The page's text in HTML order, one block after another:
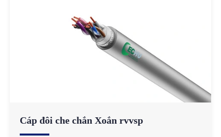
Cáp đôi che chắn Xoắn rvvsp